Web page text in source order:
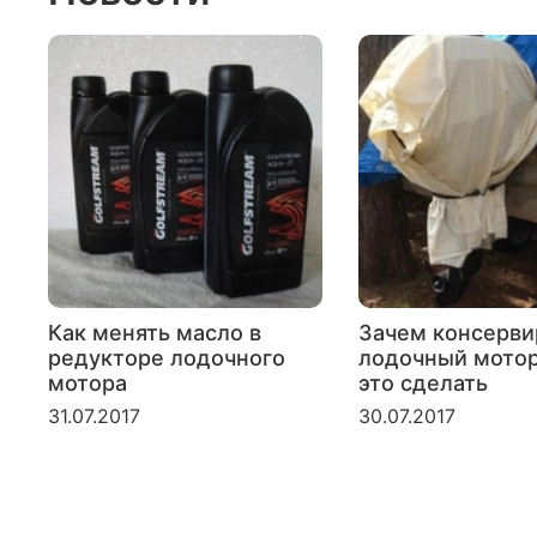
Как менять масло в
редукторе лодочного
мотора
31.07.2017
Зачем
лодочный
это сделать
30.07.2017